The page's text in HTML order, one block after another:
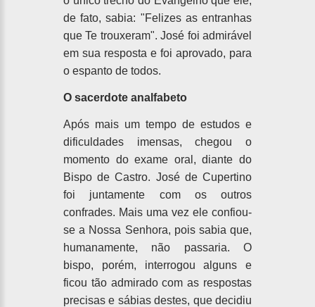
de fato, sabia: "Felizes as entranhas
que Te trouxeram". José foi admirável
em sua resposta e foi aprovado, para
o espanto de todos.
O sacerdote analfabeto
Após mais um tempo de estudos e
dificuldades imensas, chegou o
momento do exame oral, diante do
Bispo de Castro. José de Cupertino
foi juntamente com os outros
confrades. Mais uma vez ele confiou-
se a Nossa Senhora, pois sabia que,
humanamente, não passaria. O
bispo, porém, interrogou alguns e
ficou tão admirado com as respostas
precisas e sábias destes, que decidiu